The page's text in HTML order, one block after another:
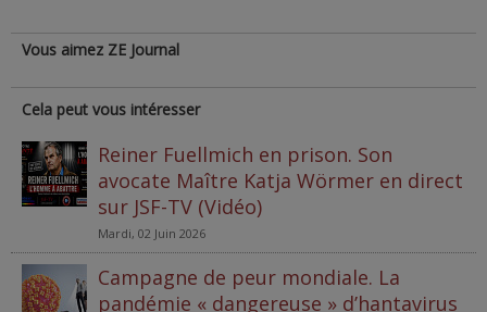
Vous aimez ZE Journal
Cela peut vous intéresser
Reiner Fuellmich en prison. Son
avocate Maître Katja Wörmer en direct
sur JSF-TV (Vidéo)
Mardi, 02 Juin 2026
Campagne de peur mondiale. La
pandémie « dangereuse » d’hantavirus